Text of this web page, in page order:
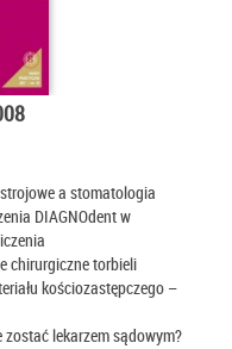
a stomatologia
DIAGNOdent w
chirurgiczne torbieli
kościozastępczego –
zostać lekarzem sądowym?